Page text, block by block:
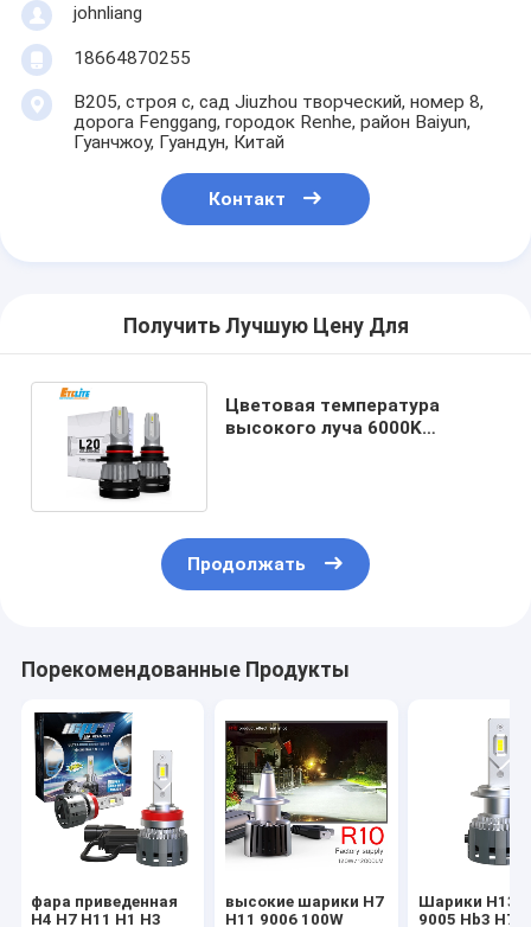
johnliang
18664870255
B205, строя c, сад Jiuzhou творческий, номер 8,
дорога Fenggang, городок Renhe, район Baiyun,
Гуанчжоу, Гуандун, Китай
Контакт
Получить Лучшую Цену Для
Цветовая температура
высокого луча 6000K
Продолжать
Порекомендованные Продукты
фара приведенная
H4 H7 H11 H1 H3
высокие шарики H7
H11 9006 100W
Шарики H13
9005 Hb3 H7